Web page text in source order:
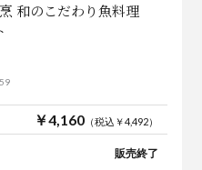
和のこだわり魚料理
￥4,160（税込￥4,492）
販売終了